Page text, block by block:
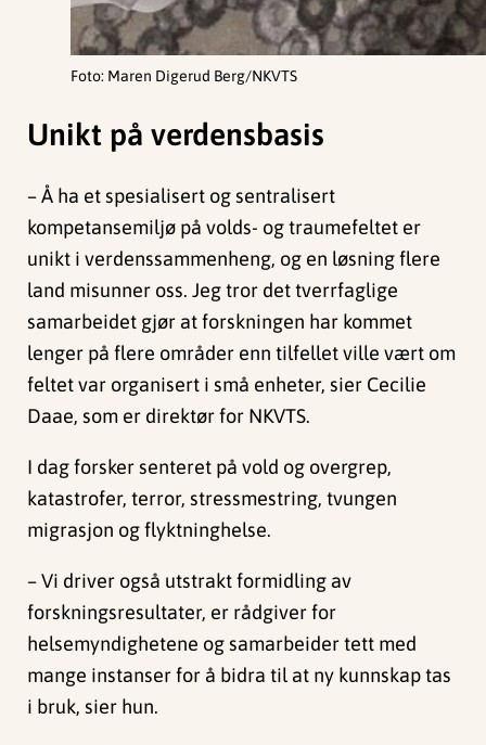
Foto: Maren Digerud Berg/NKVTS
Unikt på verdensbasis
– Å ha et spesialisert og sentralisert
kompetansemiljø på volds- og traumefeltet er
unikt i verdenssammenheng, og en løsning flere
land misunner oss. Jeg tror det tverrfaglige
samarbeidet gjør at forskningen har kommet
lenger på flere områder enn tilfellet ville vært om
feltet var organisert i små enheter, sier Cecilie
Daae, som er direktør for NKVTS.
I dag forsker senteret på vold og overgrep,
katastrofer, terror, stressmestring, tvungen
migrasjon og flyktninghelse.
– Vi driver også utstrakt formidling av
forskningsresultater, er rådgiver for
helsemyndighetene og samarbeider tett med
mange instanser for å bidra til at ny kunnskap tas
i bruk, sier hun.